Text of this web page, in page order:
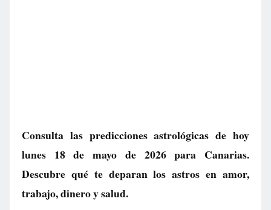
Consulta las predicciones astrológicas de hoy
lunes 18 de mayo de 2026 para Canarias.
Descubre qué te deparan los astros en amor,
trabajo, dinero y salud.